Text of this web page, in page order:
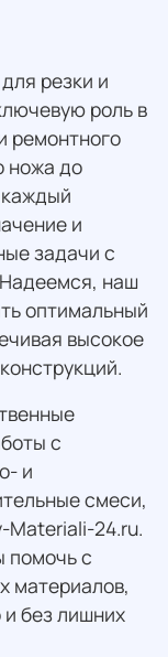
резки и
роль в
ремонтного
ножа до
и
задачи с
наш
оптимальный
высокое
с
и
смеси,
Materiali-24.ru.
помочь с
материалов,
без лишних